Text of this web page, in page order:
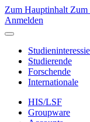
Zum Hauptinhalt Zum
Anmelden
Studierende
Forschende
Internationale
HIS/LSF
Groupware